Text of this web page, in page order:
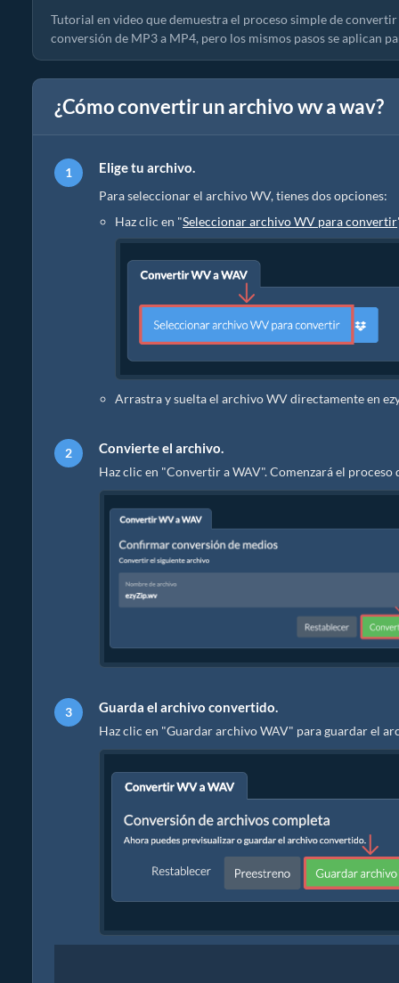
Tutorial en video que demuestra el proceso simple de
conversión de MP3 a MP4, pero los mismos pasos se aplican
¿Cómo convertir un archivo wv a wav?
Elige tu archivo.
Para seleccionar el archivo WV, tienes dos opciones:
Haz clic en "Seleccionar archivo WV para convertir
Arrastra y suelta el archivo WV directamente en
Convierte el archivo.
Haz clic en "Convertir a WAV". Comenzará el
Guarda el archivo convertido.
Haz clic en "Guardar archivo WAV" para guardar el